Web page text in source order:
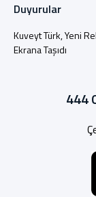
Duyurular
Kuveyt Türk, Yeni
Ekrana Taşıdı
444